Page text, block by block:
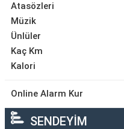
Atasözleri
Müzik
Ünlüler
Kaç Km
Kalori
Online Alarm Kur
SENDEYİM